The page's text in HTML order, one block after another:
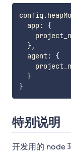
config .
  app
:
{
},
  agent
:
{
}
}
特别说明
开发用的 node